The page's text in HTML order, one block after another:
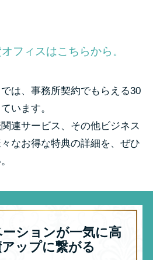
フィスはこちらから。
では、事務所契約でもらえる30
います。
連サービス、その他ビジネス
なお得な特典の詳細を、ぜひ
ションが一気に高
ップに繋がる